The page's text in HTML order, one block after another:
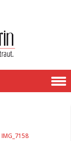
IMG_7158